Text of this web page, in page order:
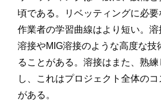
頃である。リベッティングに必要
作業者の学習曲線はより短い。
溶接やMIG溶接のような高度な技
ることがある。溶接はまた、熟
し、これはプロジェクト全体の
がある。